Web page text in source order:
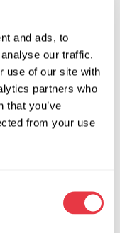
and ads, to
our traffic.
use of our site with
partners who
that you’ve
from your use
7817994157,